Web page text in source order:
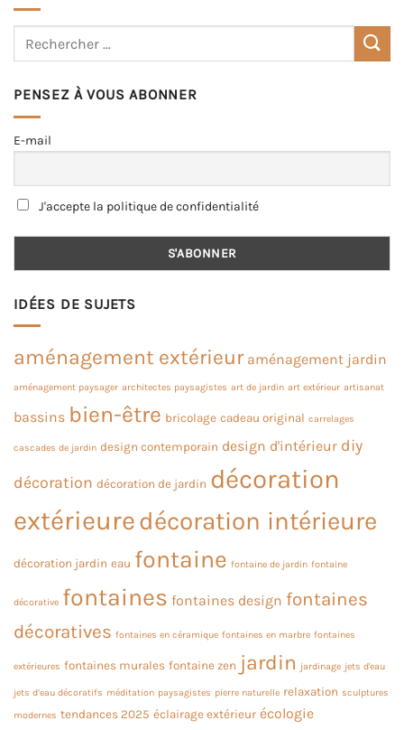
PENSEZ À VOUS ABONNER
E-mail
J'accepte la politique de confidentialité
IDÉES DE SUJETS
aménagement extérieur aménagement jardin
aménagement paysager architectes paysagistes art de jardin art extérieur artisanat
bassins bien-être bricolage cadeau original carrelages
cascades de jardin design contemporain design d'intérieur diy
décoration décoration de jardin décoration
extérieuredécoration intérieure
décoration jardin eau fontaine fontaine de jardin fontaine
décorative fontaines fontaines design fontaines
décoratives fontaines en céramique fontaines en marbre fontaines
extérieures fontaines murales fontaine zen jardin jardinage jets d'eau
jets d’eau décoratifs méditation paysagistes pierre naturelle relaxation sculptures
modernes tendances 2025 éclairage extérieur écologie